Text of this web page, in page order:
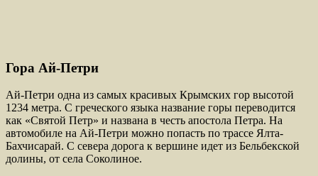
Гора Ай-Петри
Ай-Петри одна из самых красивых Крымских гор высотой
1234 метра. С греческого языка название горы переводится
как «Святой Петр» и названа в честь апостола Петра. На
автомобиле на Ай-Петри можно попасть по трассе Ялта-
Бахчисарай. С севера дорога к вершине идет из Бельбекской
долины, от села Соколиное.